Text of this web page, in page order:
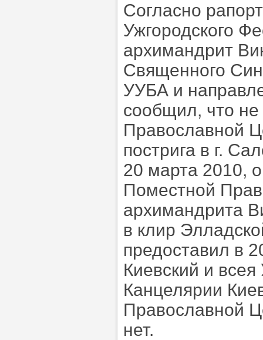
Согласно
Ужгородского
архимандрит
Священного
УУБА и
сообщил, что не
Православной
пострига в г.
20 марта 2010,
Поместной
архимандрита
в клир
предоставил в
Киевский и
Канцелярии
Православной
нет.